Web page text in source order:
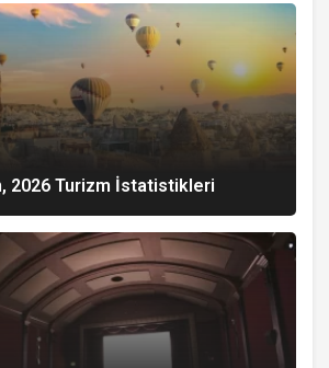
2026 Turizm İstatistikleri